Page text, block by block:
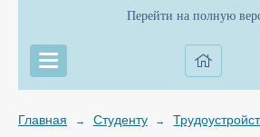
Перейти на полную
Главная → Студенту →